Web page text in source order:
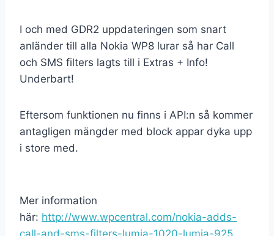
I och med GDR2 uppdateringen som snart
anländer till alla Nokia WP8 lurar så har Call
och SMS filters lagts till i Extras + Info!
Underbart!
Eftersom funktionen nu finns i API:n så kommer
antagligen mängder med block appar dyka upp
i store med.
Mer information
här: http://www.wpcentral.com/nokia-adds-
call-and-sms-filters-lumia-1020-lumia-925